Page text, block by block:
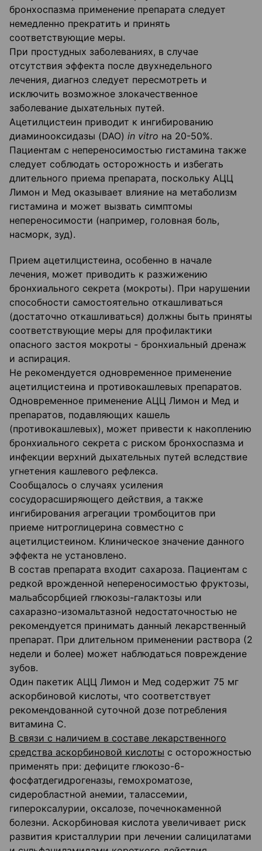
бронхоспазма применение препарата следует
немедленно прекратить и принять
соответствующие меры.
При простудных заболеваниях, в случае
отсутствия эффекта после двухнедельного
лечения, диагноз следует пересмотреть и
исключить возможное злокачественное
заболевание дыхательных путей.
Ацетилцистеин приводит к ингибированию
диаминооксидазы (DAO) in vitro на 20-50%.
Пациентам с непереносимостью гистамина также
следует соблюдать осторожность и избегать
длительного приема препарата, поскольку АЦЦ
Лимон и Мед оказывает влияние на метаболизм
гистамина и может вызвать симптомы
непереносимости (например, головная боль,
насморк, зуд).
Прием ацетилцистеина, особенно в начале
лечения, может приводить к разжижению
бронхиального секрета (мокроты). При нарушении
способности самостоятельно откашливаться
(достаточно откашливаться) должны быть приняты
соответствующие меры для профилактики
опасного застоя мокроты - бронхиальный дренаж
и аспирация.
Не рекомендуется одновременное применение
ацетилцистеина и противокашлевых препаратов.
Одновременное применение АЦЦ Лимон и Мед и
препаратов, подавляющих кашель
(противокашлевых), может привести к накоплению
бронхиального секрета с риском бронхоспазма и
инфекции верхний дыхательных путей вследствие
угнетения кашлевого рефлекса.
Сообщалось о случаях усиления
сосудорасширяющего действия, а также
ингибирования агрегации тромбоцитов при
приеме нитроглицерина совместно с
ацетилцистеином. Клиническое значение данного
эффекта не установлено.
В состав препарата входит сахароза. Пациентам с
редкой врожденной непереносимостью фруктозы,
мальабсорбцией глюкозы-галактозы или
сахаразно-изомальтазной недостаточностью не
рекомендуется принимать данный лекарственный
препарат. При длительном применении раствора (2
недели и более) может наблюдаться повреждение
зубов.
Один пакетик АЦЦ Лимон и Мед содержит 75 мг
аскорбиновой кислоты, что соответствует
рекомендованной суточной дозе потребления
витамина С.
В связи с наличием в составе лекарственного
средства аскорбиновой кислоты с осторожностью
применять при: дефиците глюкозо-6-
фосфатдегидрогеназы, гемохроматозе,
сидеробластной анемии, талассемии,
гипероксалурии, оксалозе, почечнокаменной
болезни. Аскорбиновая кислота увеличивает риск
развития кристаллурии при лечении салицилатами